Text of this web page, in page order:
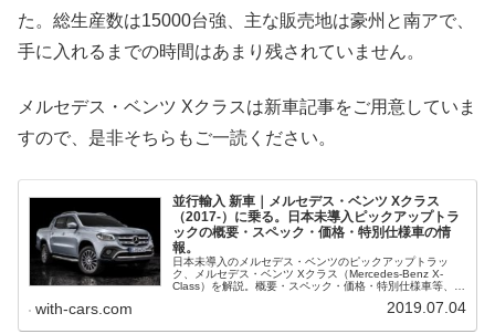
た。総生産数は15000台強、主な販売地は豪州と南アで、
手に入れるまでの時間はあまり残されていません。
メルセデス・ベンツ Xクラスは新車記事をご用意していま
すので、是非そちらもご一読ください。
並行輸入 新車｜メルセデス・ベンツ Xクラス
（2017-）に乗る。日本未導入ピックアップトラ
ックの概要・スペック・価格・特別仕様車の情
報。
日本未導入のメルセデス・ベンツのピックアップトラッ
ク、メルセデス・ベンツ Xクラス（Mercedes-Benz X-
Class）を解説。概要・スペック・価格・特別仕様車等、並
with-cars.com 2019.07.04